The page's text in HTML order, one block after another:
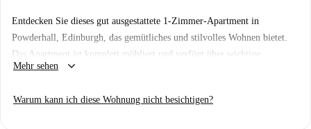
Entdecken Sie dieses gut ausgestattete 1-Zimmer-Apartment in
Powderhall, Edinburgh, das gemütliches und stilvolles Wohnen bietet.
Das Apartment ist komplett möbliert und verfügt über wichtige
Annehmlichkeiten wie Zentralheizung, Fernseher und Backofen – ideal
Haustiere in der Unterkunft nicht gestattet sind. Übernachtungsgäste sind
Mehr sehen keyboard_arrow_down
Warum kann ich diese Wohnung nicht besichtigen?